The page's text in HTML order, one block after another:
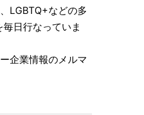
LGBTQ+などの多
日行なっていま
企業情報のメルマ